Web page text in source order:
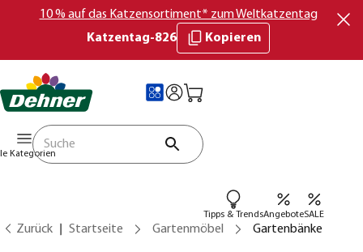
10 % auf das Katzensortiment* zum Weltkatzentag
Katzentag-826
Kopieren
Kategorien
Tipps & TrendsAngeboteSALE
Zurück Startseite Gartenmöbel Gartenbänke